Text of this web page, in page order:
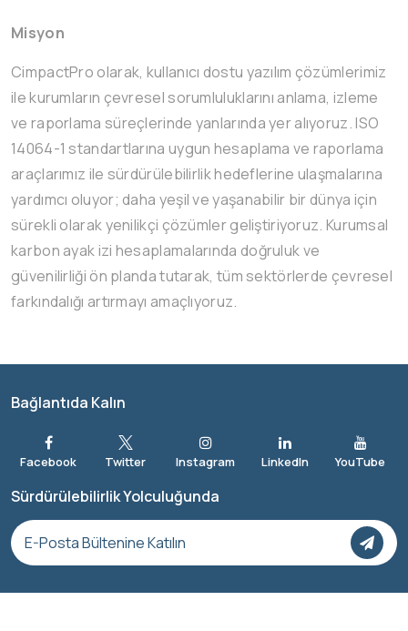
Misyon
CimpactPro olarak, kullanıcı dostu yazılım çözümlerimiz
ile kurumların çevresel sorumluluklarını anlama, izleme
ve raporlama süreçlerinde yanlarında yer alıyoruz. ISO
14064-1 standartlarına uygun hesaplama ve raporlama
araçlarımız ile sürdürülebilirlik hedeflerine ulaşmalarına
yardımcı oluyor; daha yeşil ve yaşanabilir bir dünya için
sürekli olarak yenilikçi çözümler geliştiriyoruz. Kurumsal
karbon ayak izi hesaplamalarında doğruluk ve
güvenilirliği ön planda tutarak, tüm sektörlerde çevresel
farkındalığı artırmayı amaçlıyoruz.
Bağlantıda Kalın
Sürdürülebilirlik Yolculuğunda